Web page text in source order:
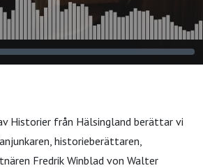
Historier från Hälsingland berättar vi
historieberättaren,
Fredrik Winblad von Walter